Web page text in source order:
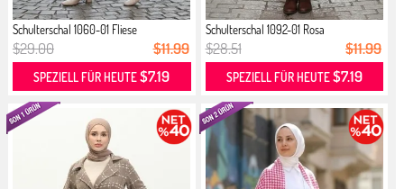
Schulterschal 1060-01 Fliese
$29.00 $11.99
SPEZIELL FÜR HEUTE$7.19
Schulterschal 1092-01 Rosa
$28.51 $11.99
SPEZIELL FÜR HEUTE$7.19